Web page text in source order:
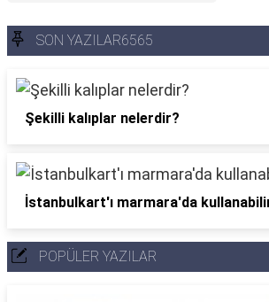
SON YAZILAR6565
Şekilli kalıplar nelerdir?
İstanbulkart'ı marmara'da
POPÜLER YAZILAR